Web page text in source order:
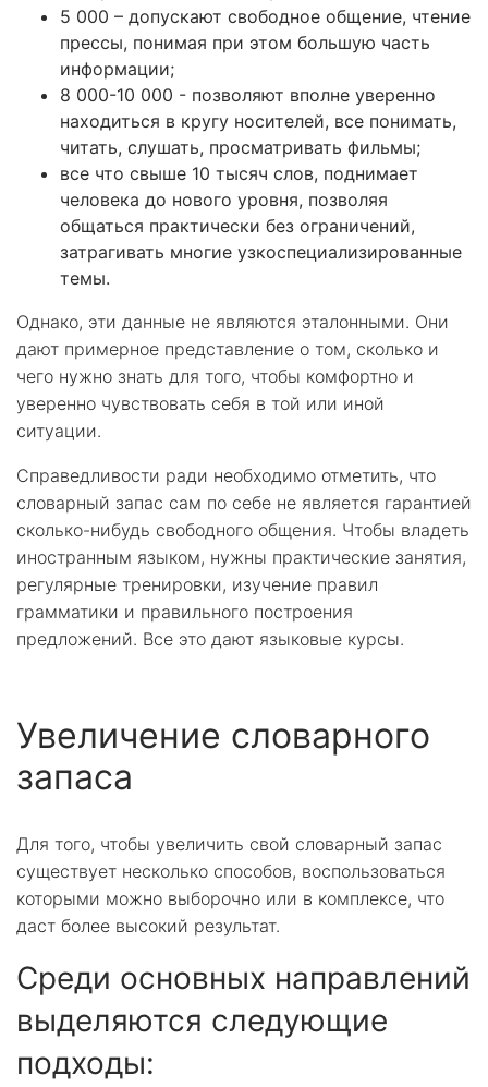
5 000 – допускают свободное общение, чтение
прессы, понимая при этом большую часть
информации;
8 000-10 000 - позволяют вполне уверенно
находиться в кругу носителей, все понимать,
читать, слушать, просматривать фильмы;
все что свыше 10 тысяч слов, поднимает
человека до нового уровня, позволяя
общаться практически без ограничений,
затрагивать многие узкоспециализированные
темы.
Однако, эти данные не являются эталонными. Они
дают примерное представление о том, сколько и
чего нужно знать для того, чтобы комфортно и
уверенно чувствовать себя в той или иной
ситуации.
Справедливости ради необходимо отметить, что
словарный запас сам по себе не является гарантией
сколько-нибудь свободного общения. Чтобы владеть
иностранным языком, нужны практические занятия,
регулярные тренировки, изучение правил
грамматики и правильного построения
предложений. Все это дают языковые курсы.
Увеличение словарного
запаса
Для того, чтобы увеличить свой словарный запас
существует несколько способов, воспользоваться
которыми можно выборочно или в комплексе, что
даст более высокий результат.
Среди основных направлений
выделяются следующие
подходы: